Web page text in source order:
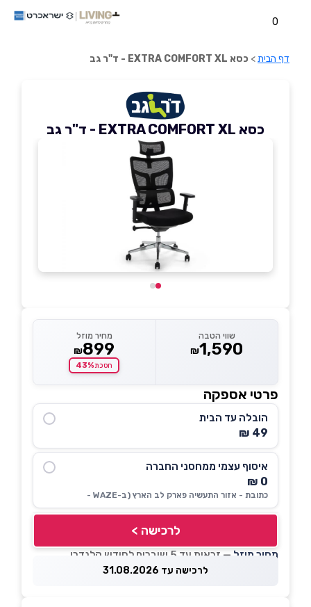
0
דף הבית> כסא EXTRA COMFORT XL - ד"ר גב
כסא EXTRA COMFORT XL - ד"ר גב
שווי הטבה
₪1,590
מחיר מוזל
₪899
חסכת43%
פרטי אספקה
הובלה עד הבית
49 ₪
איסוף עצמי ממחסני החברה
0 ₪
כתובת - אזור התעשיה פארק לב הארץ (ב-WAZE -
לרכישה >
מחיר מוזל — זכאות עד 5 שוברים לחודש קלנדרי
לרכישה עד 31.08.2026